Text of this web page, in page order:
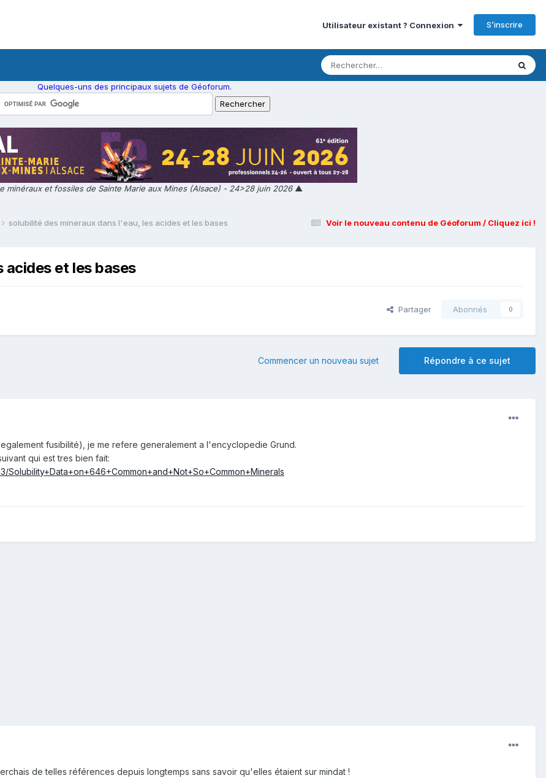
Utilisateur existant ? Connexion S’inscrire
Quelques-uns des principaux sujets de Géoforum.
minéraux et fossiles de Sainte Marie aux Mines (Alsace) - 24>28 juin 2026▲
Voir le nouveau contenu de Géoforum / Cliquez ici !
solubilité des mineraux dans l'eau, les acides et les bases
et les bases
Partager Abonnés 0
Répondre à ce sujet
Commencer un nouveau sujet
fusibilité), je me refere generalement a l'encyclopedie Grund.
qui est tres bien fait:
Solubility+Data+on+646+Common+and+Not+So+Common+Minerals
de telles références depuis longtemps sans savoir qu'elles étaient sur mindat !